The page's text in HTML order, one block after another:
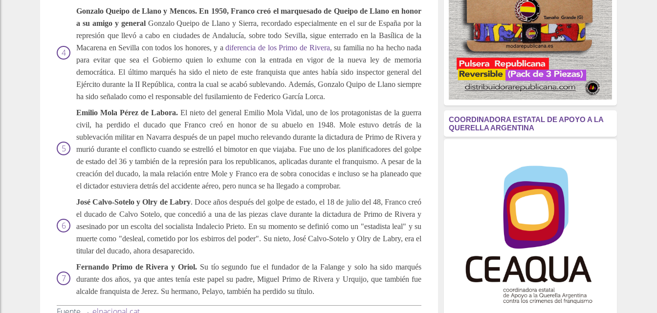
Gonzalo Queipo de Llano y Mencos. En 1950, Franco creó el marquesado de Queipo de Llano en honor
a su amigo y generalGonzalo Queipo de Llano y Sierra, recordado especialmente en el sur de España por la
represión que llevó a cabo en ciudades de Andalucía, sobre todo Sevilla, sigue enterrado en la Basílica de la
Macarena en Sevilla con todos los honores, y adiferencia de los Primo de Rivera, su familia no ha hecho nada
para evitar que sea el Gobierno quien lo exhume con la entrada en vigor de la nueva ley de memoria
democrática. El último marqués ha sido el nieto de este franquista que antes había sido inspector general del
Ejército durante la II República, contra la cual se acabó sublevando. Además, Gonzalo Quipo de Llano siempre
ha sido señalado como el responsable del fusilamiento de Federico García Lorca.
Emilio Mola Pérez de Labora.El nieto del general Emilio Mola Vidal, uno de los protagonistas de la guerra
civil, ha perdido el ducado que Franco creó en honor de su abuelo en 1948. Mole estuvo detrás de la
sublevación militar en Navarra después de un papel mucho relevando durante la dictadura de Primo de Rivera y
murió durante el conflicto cuando se estrelló el bimotor en que viajaba. Fue uno de los planificadores del golpe
de estado del 36 y también de la represión para los republicanos, aplicadas durante el franquismo. A pesar de la
creación del ducado, la mala relación entre Mole y Franco era de sobra conocidas e incluso se ha planeado que
el dictador estuviera detrás del accidente aéreo, pero nunca se ha llegado a comprobar.
José Calvo-Sotelo y Olry de Labry. Doce años después del golpe de estado, el 18 de julio del 48, Franco creó
el ducado de Calvo Sotelo, que concedió a una de las piezas clave durante la dictadura de Primo de Rivera y
asesinado por un escolta del socialista Indalecio Prieto. En su momento se definió como un "estadista leal" y su
muerte como "desleal, cometido por los esbirros del poder". Su nieto, José Calvo-Sotelo y Olry de Labry, era el
titular del ducado, ahora desaparecido.
Fernando Primo de Rivera y Oriol. Su tío segundo fue el fundador de la Falange y solo ha sido marqués
durante dos años, ya que antes tenía este papel su padre, Miguel Primo de Rivera y Urquijo, que también fue
alcalde franquista de Jerez. Su hermano, Pelayo, también ha perdido su título.
borbones
(2176)
Cultura
(2163)
Guerra
(1674)
genocidio
(1234)
mujer
(1070)
Eventos
(914)
Crímenes del franquismo
(721)
(699)
(607)
neofranquismo
(567)
Justicia Universal
Derechos Humanos
(522)
Nacionalcatolicismo
(514)
COORDINADORA ESTATAL DE APOYO A LA
QUERELLA ARGENTINA